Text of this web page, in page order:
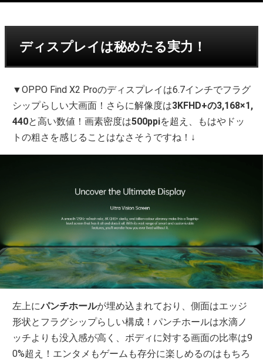
ディスプレイは秘めたる実力！
▼OPPO Find X2 Proのディスプレイは6.7インチでフラグ
シップらしい大画面！さらに解像度は3KFHD+の3,168×1,
440と高い数値！画素密度は500ppiを超え、もはやドッ
トの粗さを感じることはなさそうですね！↓
左上にパンチホールが埋め込まれており、側面はエッジ
形状とフラグシップらしい構成！パンチホールは水滴ノ
ッチよりも没入感が高く、ボディに対する画面の比率は9
0%超え！エンタメもゲームも存分に楽しめるのはもちろ